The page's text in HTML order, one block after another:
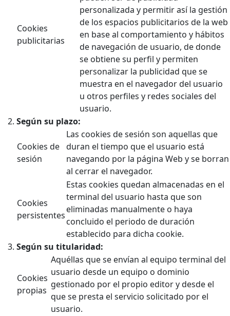
Cookies
publicitarias
personalizada y permitir así la gestión
de los espacios publicitarios de la web
en base al comportamiento y hábitos
de navegación de usuario, de donde
se obtiene su perfil y permiten
personalizar la publicidad que se
muestra en el navegador del usuario
u otros perfiles y redes sociales del
usuario.
Según su plazo:
Cookies de
sesión
Las cookies de sesión son aquellas que
duran el tiempo que el usuario está
navegando por la página Web y se borran
al cerrar el navegador.
Cookies
persistentes
Estas cookies quedan almacenadas en el
terminal del usuario hasta que son
eliminadas manualmente o haya
concluido el periodo de duración
establecido para dicha cookie.
Según su titularidad:
Cookies
propias
Aquéllas que se envían al equipo terminal del
usuario desde un equipo o dominio
gestionado por el propio editor y desde el
que se presta el servicio solicitado por el
usuario.